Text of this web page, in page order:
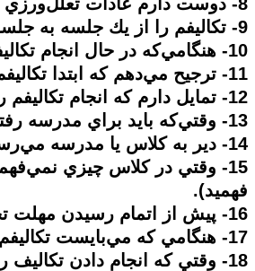
9- تكاليفم را از يك جلسه به جلسة ديگر به تعويق مي‌اندازم.
10- هنگامي‌كه در حال انجام تكاليف هستم، چيزهاي ديگر حواسم را پرت مي‌كنند و برايم دشوار است كه آن را تا پايان انجام دهم
11- ترجيح مي‌دهم كه ابتدا تكاليفم را انجام دهم و سپس به چيزهاي ديگر بپردازم.
12- تمايل دارم كه انجام تكاليفم را تا دقيقة آخر به تأخير بياندازم.
13- وقتي‌كه بايد براي مدرسه رفتن بيدار شوم تقريباً فوراً از رختخواب بلند مي‌شوم.
14- دير به كلاس يا مدرسه مي‌رسم.
15- وقتي در كلاس چيزي
فهميد).
16- پيش از اتمام رسيدن مهلت تحويل تكاليف آنها را تمام مي‌كنم.
17- هنگامي كه مي‌بايست تكاليفم را مرور كنم، آن را به تعويق مي‌اندازم.
18- وقتي كه انجام دادن تكاليف را به تعويق مي‌اندازم، احساس بدي به من دست مي‌دهد.